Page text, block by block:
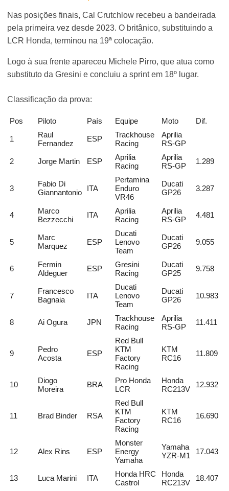
Nas posições finais, Cal Crutchlow recebeu a bandeirada
pela primeira vez desde 2023. O britânico, substituindo a
LCR Honda, terminou na 19ª colocação.
Logo à sua frente apareceu Michele Pirro, que atua como
substituto da Gresini e concluiu a sprint em 18º lugar.
Classificação da prova:
Pos Piloto País Equipe Moto Dif.
1
Raul
Fernandez
ESP
Trackhouse
Racing
Aprilia
RS-GP
2 Jorge Martin ESP
Aprilia
Racing
Aprilia
RS-GP
1.289
3
Fabio Di
Giannantonio
ITA
Pertamina
Enduro
VR46
Ducati
GP26
3.287
4
Marco
Bezzecchi
ITA
Aprilia
Racing
Aprilia
RS-GP
4.481
5
Marc
Marquez
ESP
Ducati
Lenovo
Team
Ducati
GP26
9.055
6
Fermin
Aldeguer
ESP
Gresini
Racing
Ducati
GP25
9.758
7
Francesco
Bagnaia
ITA
Ducati
Lenovo
Team
Ducati
GP26
10.983
8 Ai Ogura JPN
Trackhouse
Racing
Aprilia
RS-GP
11.411
9
Pedro
Acosta
ESP
Red Bull
KTM
Factory
Racing
KTM
RC16
11.809
10
Diogo
Moreira
BRA
Pro Honda
LCR
Honda
RC213V
12.932
11 Brad Binder RSA
Red Bull
KTM
Factory
Racing
KTM
RC16
16.690
12 Alex Rins ESP
Monster
Energy
Yamaha
Yamaha
YZR-M1
17.043
13 Luca Marini ITA
Honda HRC
Castrol
Honda
RC213V
18.407